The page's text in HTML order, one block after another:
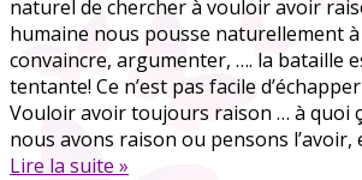
naturel de chercher à vouloir avoir
humaine nous pousse naturellement
convaincre, argumenter, …. la bataille
tentante! Ce n’est pas facile
Vouloir avoir toujours raison … à quoi
nous avons raison ou pensons
Lire la suite »